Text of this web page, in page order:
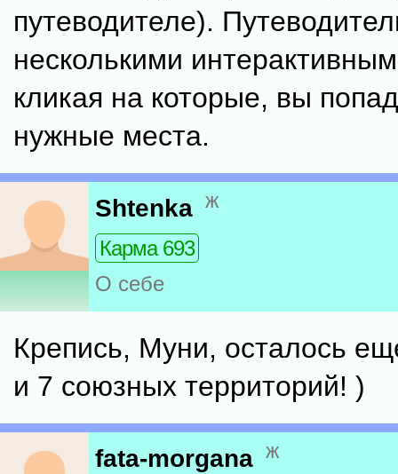
путеводителе).
несколькими
кликая на которые, вы
нужные места.
Shtenka ж
Карма 693
О себе
Крепись, Муни, осталось
и 7 союзных территорий! )
fata-morgana ж